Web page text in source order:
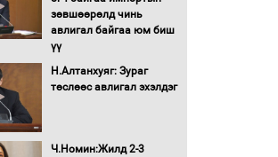
Автомашинд улсын
дугаарын тэгш,
олгоно
Бага орлоготой
бүрдүүллээ
зөвшөөрөлд чинь
авлигал байгаа юм биш
үү
Н.Алтанхуяг: Зураг
төслөөс авлигал эхэлдэг
Ч.Номин:Жилд 2-3